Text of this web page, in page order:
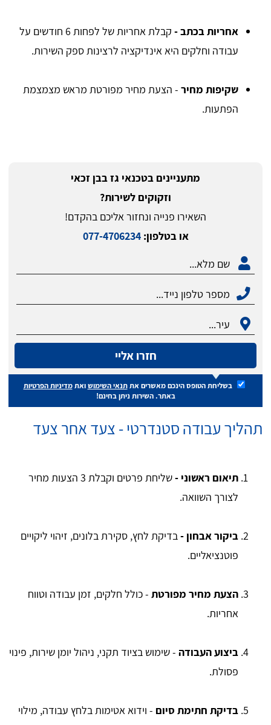
אחריות בכתב -
קבלת אחריות של לפחות 6 חודשים על
עבודה וחלקים היא אינדיקציה לרצינות ספק השירות.
שקיפות מחיר - הצעת מחיר מפורטת מראש מצמצמת
הפתעות.
מתעניינים בטכנאי גז בבן זכאי
וזקוקים לשירות?
השאירו פנייה ונחזור אליכם בהקדם!
או בטלפון:077-4706234
חזרו אליי
בשליחת הטופס הינכם מאשרים אתתנאי השימושואתמדיניות הפרטיות
באתר. השירות ניתן בחינם!
תהליך עבודה סטנדרטי - צעד אחר צעד
תיאום ראשוני -
שליחת פרטים וקבלת 3 הצעות מחיר
לצורך השוואה.
ביקור אבחון -בדיקת לחץ, סקירת בלונים, זיהוי ליקויים
פוטנציאליים.
הצעת מחיר מפורטת - כולל חלקים, זמן עבודה וטווח
אחריות.
ביצוע העבודה - שימוש בציוד תקני, ניהול יומן שירות, פינוי
פסולת.
בדיקת חתימת סיום - וידוא אטימות בלחץ עבודה, מילוי